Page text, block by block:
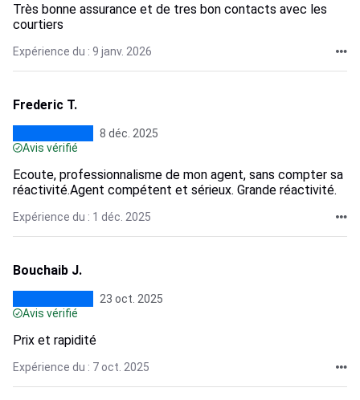
Très bonne assurance et de tres bon contacts avec les
courtiers
Expérience du : 9 janv. 2026
Frederic T.
8 déc. 2025
Avis vérifié
Ecoute, professionnalisme de mon agent, sans compter sa
réactivité.Agent compétent et sérieux. Grande réactivité.
Expérience du : 1 déc. 2025
Bouchaib J.
23 oct. 2025
Avis vérifié
Prix et rapidité
Expérience du : 7 oct. 2025